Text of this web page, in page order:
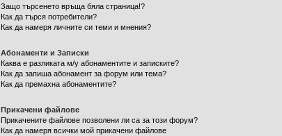
Защо търсенето връща бяла страница!?
Как да търся потребители?
Как да намеря личните си теми и мнения?
Абонаменти и Записки
Каква е разликата м/у абонаментите и записките?
Как да запиша абонамент за форум или тема?
Как да премахна абонаментите?
Прикачени файлове
Прикачените файлове позволени ли са за този форум?
Как да намеря всички мой прикачени файлове